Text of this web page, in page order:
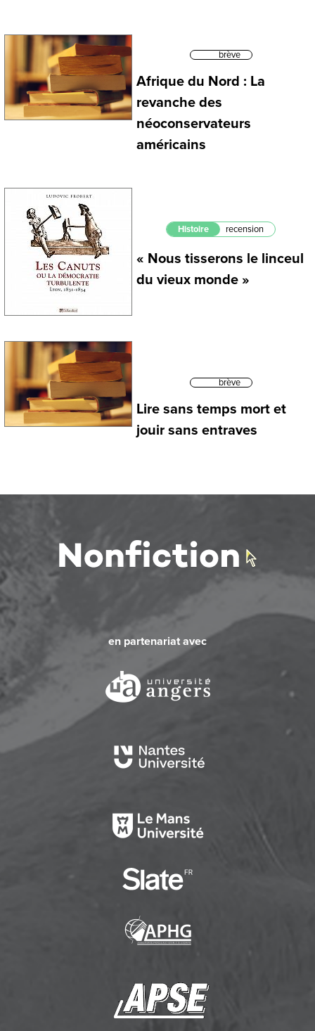
brève
Afrique du Nord : La
revanche des
néoconservateurs
américains
Histoire recension
« Nous tisserons le linceul
du vieux monde »
brève
Lire sans temps mort et
jouir sans entraves
en partenariat avec